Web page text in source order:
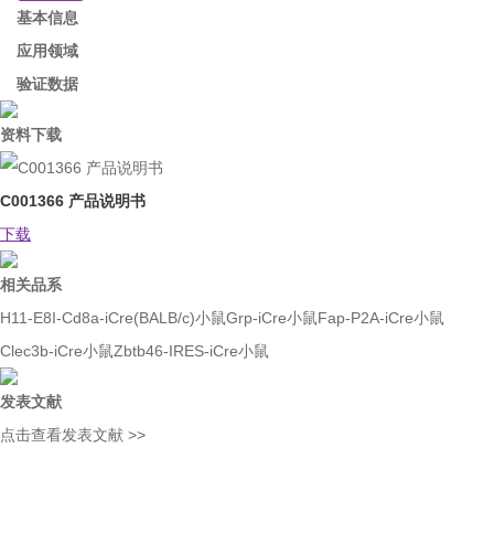
基本信息
应用领域
验证数据
资料下载
C001366 产品说明书
下载
相关品系
H11-E8I-Cd8a-iCre(BALB/c)小鼠Grp-iCre小鼠Fap-P2A-iCre小鼠
Clec3b-iCre小鼠Zbtb46-IRES-iCre小鼠
发表文献
点击查看发表文献 >>